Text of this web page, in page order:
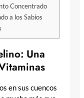
Concentrado
a los Sabios
Una
en sus cuencos